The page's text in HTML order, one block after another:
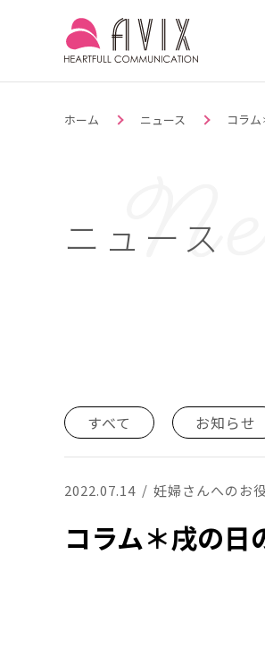
ホーム ニュース コラ
ニュース
すべて お知らせ
2022.07.14 妊婦さんへのお
コラム＊戌の日